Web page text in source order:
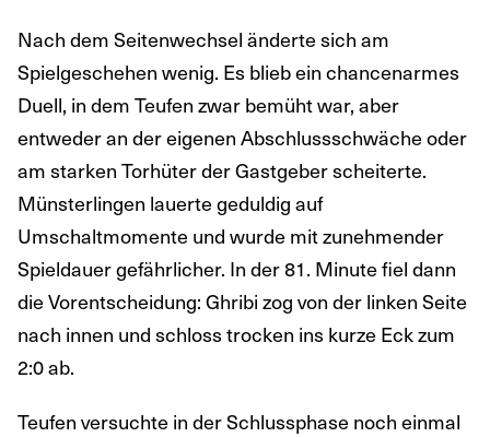
Nach dem Seitenwechsel änderte sich am
Spielgeschehen wenig. Es blieb ein chancenarmes
Duell, in dem Teufen zwar bemüht war, aber
entweder an der eigenen Abschlussschwäche oder
am starken Torhüter der Gastgeber scheiterte.
Münsterlingen lauerte geduldig auf
Umschaltmomente und wurde mit zunehmender
Spieldauer gefährlicher. In der 81. Minute fiel dann
die Vorentscheidung: Ghribi zog von der linken Seite
nach innen und schloss trocken ins kurze Eck zum
2:0 ab.
Teufen versuchte in der Schlussphase noch einmal